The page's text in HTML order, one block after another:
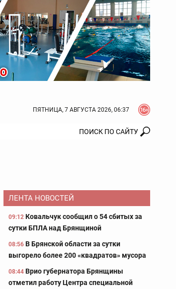
ПЯТНИЦА, 7 АВГУСТА 2026, 06:37
ЛЕНТА НОВОСТЕЙ
09:12 Ковальчук сообщил о 54 сбитых за
сутки БПЛА над Брянщиной
08:56 В Брянской области за сутки
выгорело более 200 «квадратов» мусора
08:44 Врио губернатора Брянщины
отметил работу Центра специальной